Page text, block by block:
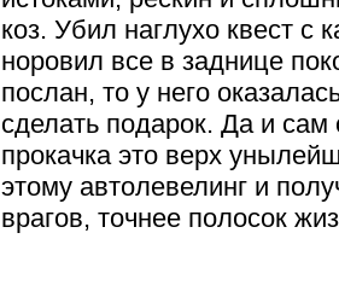
коз. Убил наглухо квест с
норовил все в заднице
послан, то у него
сделать подарок. Да и
прокачка это верх
этому автолевелинг и
врагов, точнее полосок